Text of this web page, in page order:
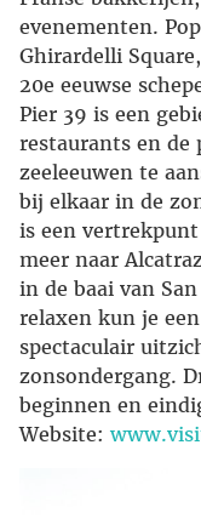
evenementen.
Ghirardelli
20e eeuwse
Pier 39 is een
restaurants en de
zeeleeuwen te
bij elkaar in de
is een
meer naar
in de baai van
relaxen kun je een
spectaculair
zonsondergang.
beginnen en
Website: